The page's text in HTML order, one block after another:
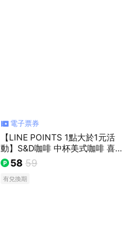
電子票券
【LINE POINTS 1點大於1元活
動】S&D咖啡 中杯美式咖啡 喜
客券58 59
有兌換期